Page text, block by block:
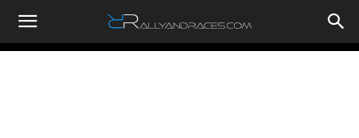
RallyandRaces.com